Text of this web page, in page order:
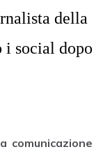
della
i social dopo
comunicazione